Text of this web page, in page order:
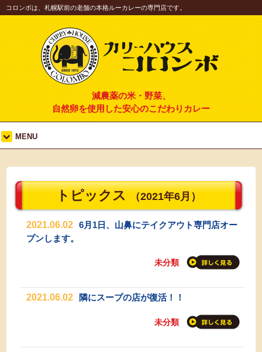
コロンボは、札幌駅前の老舗の本格ルーカレーの専門店です。
減農薬の米・野菜、
自然卵を使用した安心のこだわりカレー
MENU
トピックス （2021年6月）
2021.06.02
6月1日、山鼻にテイクアウト専門店オー
プンします。
未分類
2021.06.02 隣にスープの店が復活！！
未分類